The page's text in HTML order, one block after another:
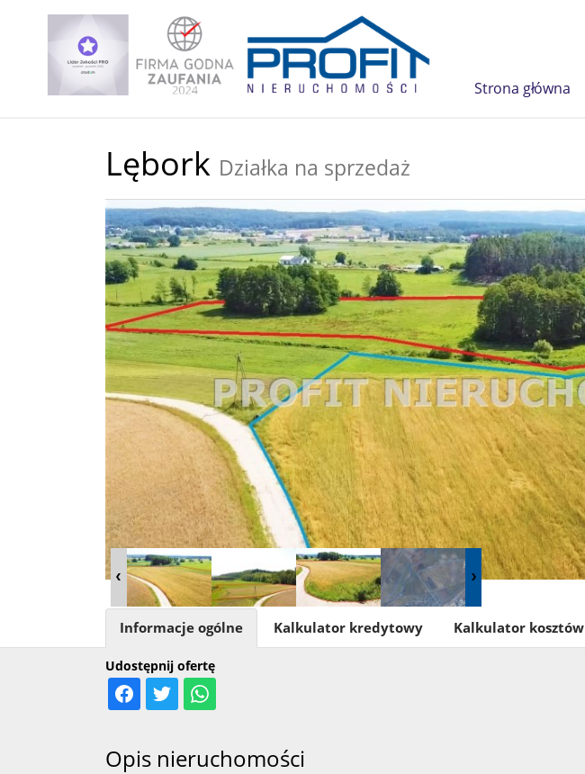
Strona główna
Lębork Działka na sprzedaż
+
−
Udostępnij ofertę
Informacje ogólne Kalkulator kredytowy Kalkulator kosztów
Opis nieruchomości